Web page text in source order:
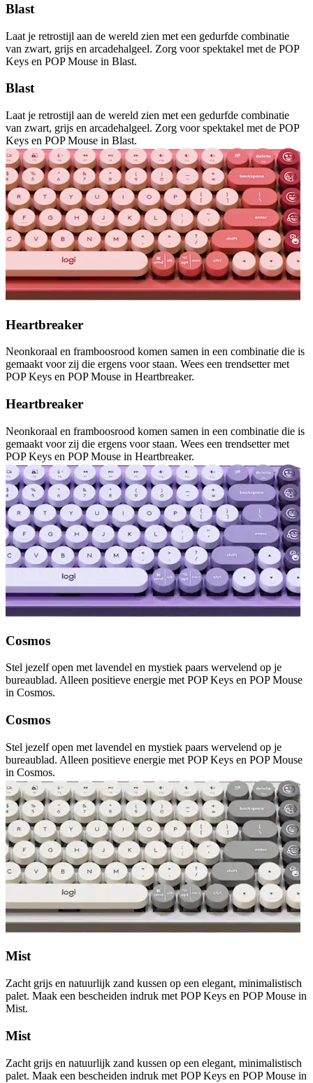
Blast
Laat je retrostijl aan de wereld zien met een gedurfde combinatie
van zwart, grijs en arcadehalgeel. Zorg voor spektakel met de POP
Keys en POP Mouse in Blast.
Blast
Laat je retrostijl aan de wereld zien met een gedurfde combinatie
van zwart, grijs en arcadehalgeel. Zorg voor spektakel met de POP
Keys en POP Mouse in Blast.
Heartbreaker
Neonkoraal en framboosrood komen samen in een combinatie die is
gemaakt voor zij die ergens voor staan. Wees een trendsetter met
POP Keys en POP Mouse in Heartbreaker.
Heartbreaker
Neonkoraal en framboosrood komen samen in een combinatie die is
gemaakt voor zij die ergens voor staan. Wees een trendsetter met
POP Keys en POP Mouse in Heartbreaker.
Cosmos
Stel jezelf open met lavendel en mystiek paars wervelend op je
bureaublad. Alleen positieve energie met POP Keys en POP Mouse
in Cosmos.
Cosmos
Stel jezelf open met lavendel en mystiek paars wervelend op je
bureaublad. Alleen positieve energie met POP Keys en POP Mouse
in Cosmos.
Mist
Zacht grijs en natuurlijk zand kussen op een elegant, minimalistisch
palet. Maak een bescheiden indruk met POP Keys en POP Mouse in
Mist.
Mist
Zacht grijs en natuurlijk zand kussen op een elegant, minimalistisch
palet. Maak een bescheiden indruk met POP Keys en POP Mouse in